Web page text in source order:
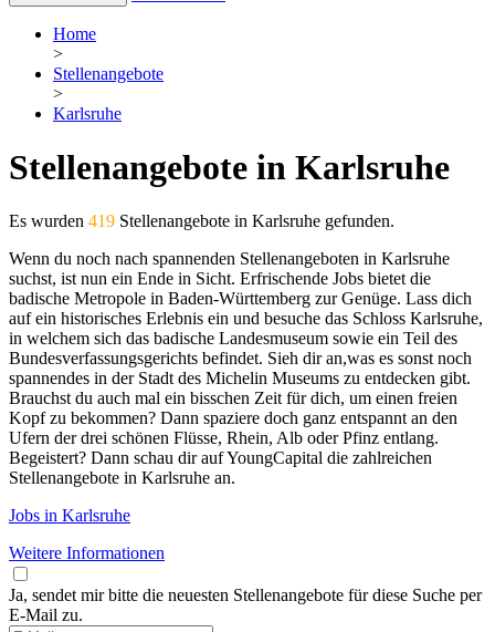
Home
>
Stellenangebote
>
Karlsruhe
Stellenangebote in Karlsruhe
Es wurden 419 Stellenangebote in Karlsruhe gefunden.
Wenn du noch nach spannenden Stellenangeboten in Karlsruhe
suchst, ist nun ein Ende in Sicht. Erfrischende Jobs bietet die
badische Metropole in Baden-Württemberg zur Genüge. Lass dich
auf ein historisches Erlebnis ein und besuche das Schloss Karlsruhe,
in welchem sich das badische Landesmuseum sowie ein Teil des
Bundesverfassungsgerichts befindet. Sieh dir an,was es sonst noch
spannendes in der Stadt des Michelin Museums zu entdecken gibt.
Brauchst du auch mal ein bisschen Zeit für dich, um einen freien
Kopf zu bekommen? Dann spaziere doch ganz entspannt an den
Ufern der drei schönen Flüsse, Rhein, Alb oder Pfinz entlang.
Begeistert? Dann schau dir auf YoungCapital die zahlreichen
Stellenangebote in Karlsruhe an.
Jobs in Karlsruhe
Weitere Informationen
Ja, sendet mir bitte die neuesten Stellenangebote für diese Suche per
E-Mail zu.